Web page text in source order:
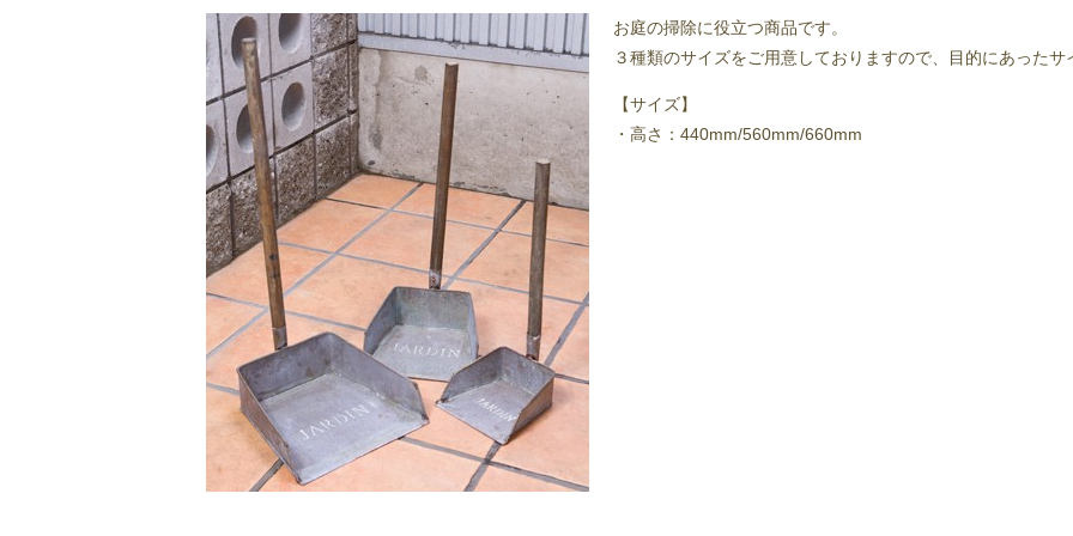
お庭の掃除に役立つ商品です。
３種類のサイズをご用意しておりますので、目的にあったサ
【サイズ】
・高さ：440mm/560mm/660mm